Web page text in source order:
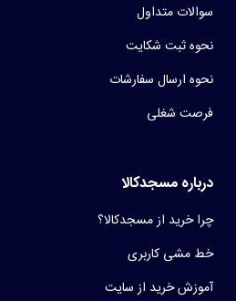
سوالات متداول
نحوه ثبت شکایت
نحوه ارسال سفارشات
فرصت شغلی
درباره مسجدکالا
چرا خرید از مسجدکالا؟
خط مشی کاربری
آموزش خرید از سایت